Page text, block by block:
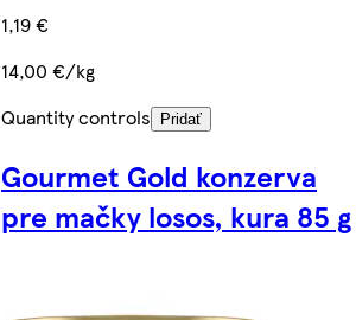
1,19 €
14,00 €/kg
Quantity controls
Pridať
Gourmet Gold konzerva
pre mačky losos, kura 85 g